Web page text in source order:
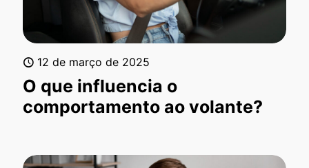
12 de março de 2025
O que influencia o
comportamento ao volante?